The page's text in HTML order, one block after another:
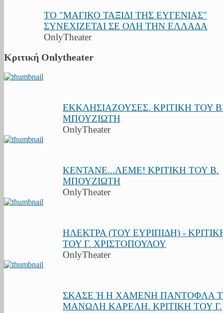
ΤΟ "ΜΑΓΙΚΟ ΤΑΞΙΔΙ ΤΗΣ ΕΥΓΕΝΙΑΣ"
ΣΥΝΕΧΙΖΕΤΑΙ ΣΕ ΟΛΗ ΤΗΝ ΕΛΛΑΔΑ
OnlyTheater
Κριτική Onlytheater
ΕΚΚΛΗΣΙΑΖΟΥΣΕΣ. ΚΡΙΤΙΚΗ ΤΟΥ
ΜΠΟΥΖΙΩΤΗ
OnlyTheater
ΚΕΝΤΑΝΕ...ΛΕΜΕ! ΚΡΙΤΙΚΗ ΤΟΥ Β.
ΜΠΟΥΖΙΩΤΗ
OnlyTheater
ΗΛΕΚΤΡΑ (ΤΟΥ ΕΥΡΙΠΙΔΗ) -
ΤΟΥ Γ. ΧΡΙΣΤΟΠΟΥΛΟΥ
OnlyTheater
ΣΚΑΣΕ Ή Η ΧΑΜΕΝΗ ΠΑΝΤΟΦΛΑ
ΜΑΝΩΛΗ ΚΑΡΕΛΗ. ΚΡΙΤΙΚΗ ΤΟΥ Γ.